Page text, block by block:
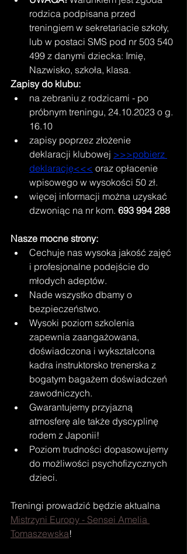
rodzica podpisana przed
treningiem w sekretariacie szkoły,
lub w postaci SMS pod nr 503 540
499 z danymi dziecka: Imię,
Nazwisko, szkoła, klasa.
Zapisy do klubu:
na zebraniu z rodzicami - po
próbnym treningu, 24.10.2023 o g.
16.10
zapisy poprzez złożenie
deklaracji klubowej >>>pobierz
deklarację<<< oraz opłacenie
wpisowego w wysokości 50 zł.
więcej informacji można uzyskać
dzwoniąc na nr kom. 693 994 288
Nasze mocne strony:
Cechuje nas wysoka jakość zajęć
i profesjonalne podejście do
młodych adeptów.
Nade wszystko dbamy o
bezpieczeństwo.
Wysoki poziom szkolenia
zapewnia zaangażowana,
doświadczona i wykształcona
kadra instruktorsko trenerska z
bogatym bagażem doświadczeń
zawodniczych.
Gwarantujemy przyjazną
atmosferę ale także dyscyplinę
rodem z Japonii!
Poziom trudności dopasowujemy
do możliwości psychofizycznych
dzieci.
Treningi prowadzić będzie aktualna
Mistrzyni Europy - Sensei Amelia
Tomaszewska!